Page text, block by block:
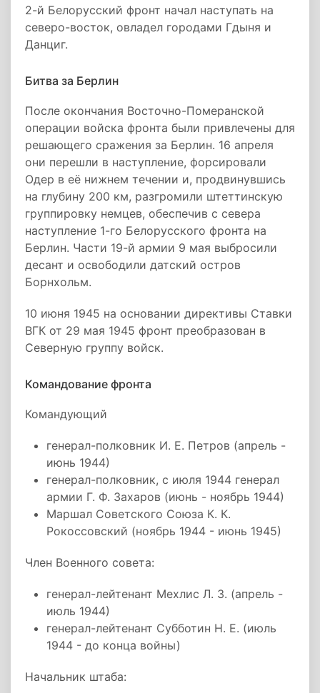
2-й Белорусский фронт начал наступать на
северо-восток, овладел городами Гдыня и
Данциг.
Битва за Берлин
После окончания Восточно-Померанской
операции войска фронта были привлечены для
решающего сражения за Берлин. 16 апреля
они перешли в наступление, форсировали
Одер в её нижнем течении и, продвинувшись
на глубину 200 км, разгромили штеттинскую
группировку немцев, обеспечив с севера
наступление 1-го Белорусского фронта на
Берлин. Части 19-й армии 9 мая выбросили
десант и освободили датский остров
Борнхольм.
10 июня 1945 на основании директивы Ставки
ВГК от 29 мая 1945 фронт преобразован в
Северную группу войск.
Командование фронта
Командующий
генерал-полковник И. Е. Петров (апрель -
июнь 1944)
генерал-полковник, с июля 1944 генерал
армии Г. Ф. Захаров (июнь - ноябрь 1944)
Маршал Советского Союза К. К.
Рокоссовский (ноябрь 1944 - июнь 1945)
Член Военного совета:
генерал-лейтенант Мехлис Л. З. (апрель -
июль 1944)
генерал-лейтенант Субботин Н. Е. (июль
1944 - до конца войны)
Начальник штаба: